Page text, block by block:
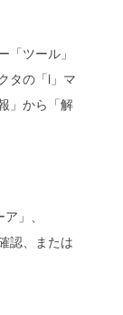
ツール」
タの「i」マ
」から「解
」、
認、または